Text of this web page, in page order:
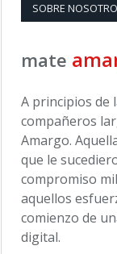
SOBRE
mate
A principios de
compañeros
Amargo.
que le
compromiso
aquellos
comienzo de
digital.